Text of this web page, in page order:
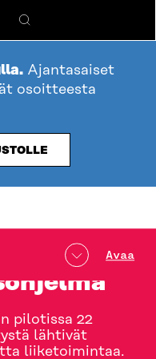
Hae
Ajantasaiset
osoitteesta
pilotissa 22
lähtivät
liiketoimintaa.
Avaa